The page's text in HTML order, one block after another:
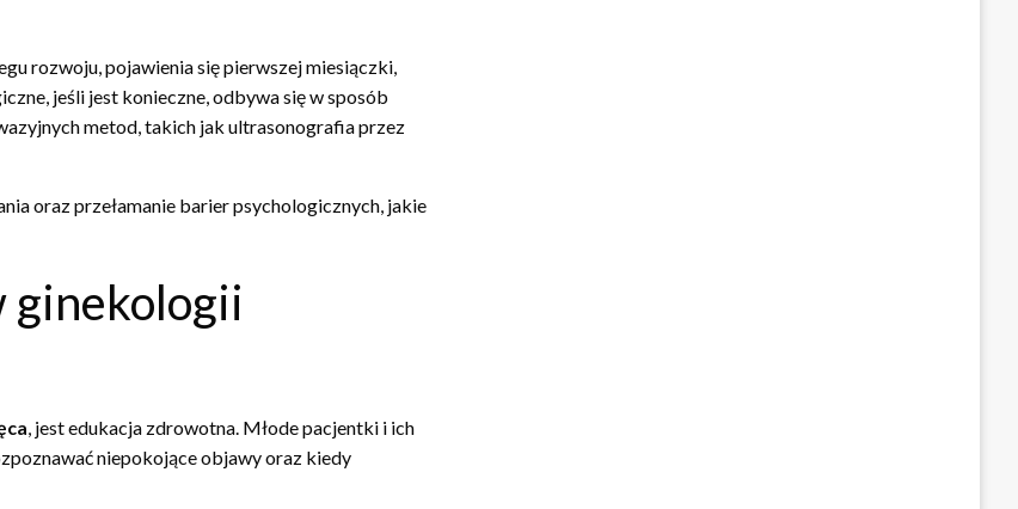
rozwoju, pojawienia się pierwszej miesiączki,
jeśli jest konieczne, odbywa się w sposób
metod, takich jak ultrasonografia przez
oraz przełamanie barier psychologicznych, jakie
ginekologii
, jest edukacja zdrowotna. Młode pacjentki i ich
niepokojące objawy oraz kiedy